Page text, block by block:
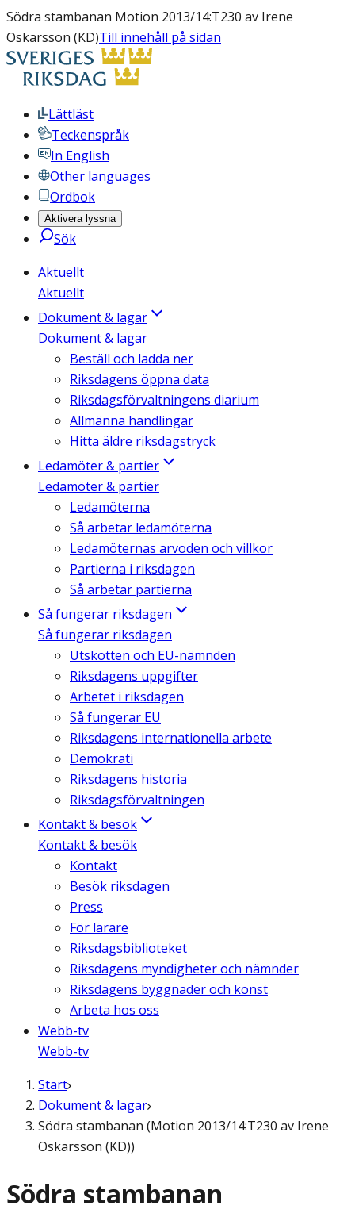
Södra stambanan Motion 2013/14:T230 av Irene
Oskarsson (KD)Till innehåll på sidan
Lättläst
Teckenspråk
In English
Other languages
Ordbok
Aktivera lyssna
Sök
Aktuellt
Aktuellt
Dokument & lagar
Dokument & lagar
Beställ och ladda ner
Riksdagens öppna data
Riksdagsförvaltningens diarium
Allmänna handlingar
Hitta äldre riksdagstryck
Ledamöter & partier
Ledamöter & partier
Ledamöterna
Så arbetar ledamöterna
Ledamöternas arvoden och villkor
Partierna i riksdagen
Så arbetar partierna
Så fungerar riksdagen
Så fungerar riksdagen
Utskotten och EU-nämnden
Riksdagens uppgifter
Arbetet i riksdagen
Så fungerar EU
Riksdagens internationella arbete
Demokrati
Riksdagens historia
Riksdagsförvaltningen
Kontakt & besök
Kontakt & besök
Kontakt
Besök riksdagen
Press
För lärare
Riksdagsbiblioteket
Riksdagens myndigheter och nämnder
Riksdagens byggnader och konst
Arbeta hos oss
Webb-tv
Webb-tv
Start
Dokument & lagar
Södra stambanan (Motion 2013/14:T230 av Irene
Oskarsson (KD))
Södra stambanan